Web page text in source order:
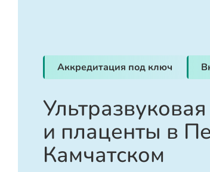
Аккредитация под ключ
и плаценты в
Камчатском